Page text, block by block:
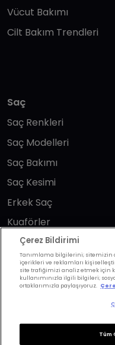
Vücut Bakımı
Cilt Bakım Trendleri
Saç
Saç Renkleri
Saç Modelleri
Saç Bakımı
Saç Kesimi
Erkek Saç
Kuaförler
Saç Trendleri
Bizi takip edin
Çerez Bildirimi
Tanımlama bilgilerini; sitemizin
içerikleri ve reklamları
site trafiğimizi analiz etmek için
kullanımınızla ilgili bilgileri;
ortaklarımızla paylaşıyoruz.
Tüm